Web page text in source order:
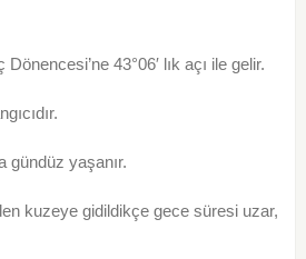
Dönencesi’ne 43°06′ lık açı ile gelir.
gündüz yaşanır.
kuzeye gidildikçe gece süresi uzar,